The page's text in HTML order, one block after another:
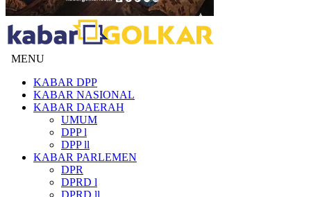
MENU
KABAR DPP
KABAR NASIONAL
KABAR DAERAH
UMUM
DPP l
DPP ll
KABAR PARLEMEN
DPR
DPRD l
DPRD ll